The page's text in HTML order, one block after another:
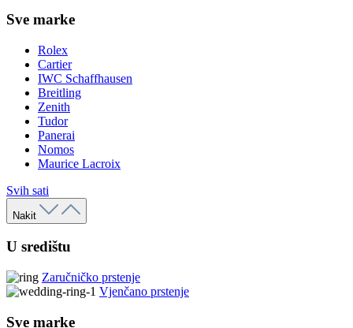
Sve marke
Rolex
Cartier
IWC Schaffhausen
Breitling
Zenith
Tudor
Panerai
Nomos
Maurice Lacroix
Svih sati
Nakit
U središtu
Zaručničko prstenje
Vjenčano prstenje
Sve marke